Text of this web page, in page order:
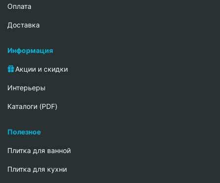
Oплата
Доставка
Информация
Акции и скидки
Интерьеры
Каталоги (PDF)
Полезное
Плитка для ванной
Плитка для кухни